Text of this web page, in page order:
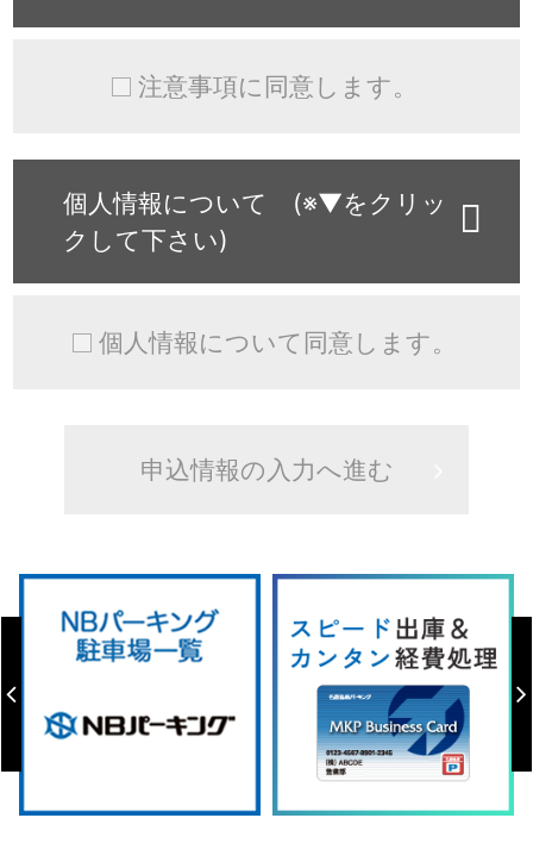
注意事項に同意します。
個人情報について (※▼をクリッ
クして下さい)
個人情報について同意します。